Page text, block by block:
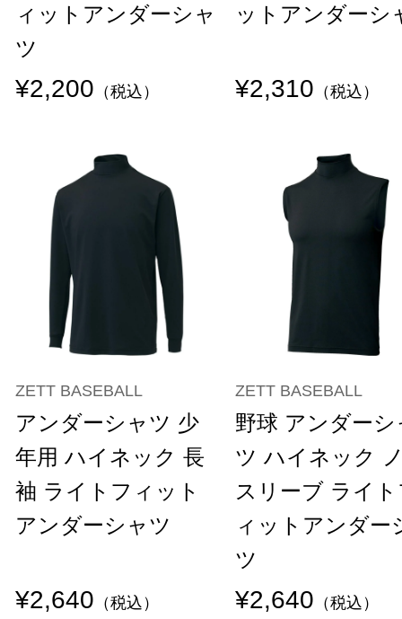
ィットアンダーシャ
ツ
¥2,200 （税込）
ットアンダーシ
¥2,310 （税込）
ZETT BASEBALL
アンダーシャツ 少
年用 ハイネック 長
袖 ライトフィット
アンダーシャツ
¥2,640 （税込）
ZETT BASEBALL
野球 アンダーシ
ツ ハイネック
スリーブ ライ
ィットアンダー
ツ
¥2,640 （税込）